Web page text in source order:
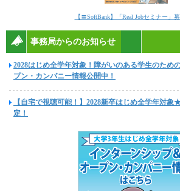
【〓SoftBank】「Real Jobセミナー」
事務局からのお知らせ
2028はじめ全学年対象！障がいのある学生のため
プン・カンパニー情報公開中！
【自宅で視聴可能！】2028新卒はじめ全学年対
定！